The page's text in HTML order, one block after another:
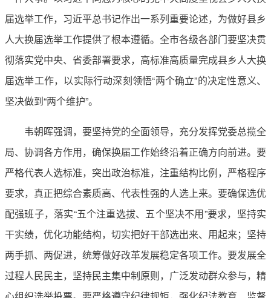
届选举工作，习近平总书记作出一系列重要论述，为做好县乡
人大换届选举工作提供了根本遵循。全市各级各部门要坚决贯
彻落实党中央、省委部署要求，高标准高质量完成县乡人大换
届选举工作，以实际行动深刻领悟“两个确立”的决定性意义、
坚决做到“两个维护”。
韦朝晖强调，要坚持党的全面领导，充分发挥党委总揽全
局、协调各方作用，确保换届工作始终沿着正确方向前进。要
严格代表人选标准，突出政治标准，注重结构比例，严格程序
要求，真正把综合素质高、代表性强的人选上来。要确保选优
配强班子，落实“五个注重选拔、五个坚决不用”要求，坚持实
干实绩，优化功能结构，切实把好干部选出来、用起来；坚持
两手抓、两促进，统筹做好改革发展稳定各项工作。要发展全
过程人民民主，坚持民主集中制原则，广泛发动群众参与，精